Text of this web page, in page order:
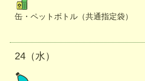
缶・ペットボトル（共通指定袋）
24（水）